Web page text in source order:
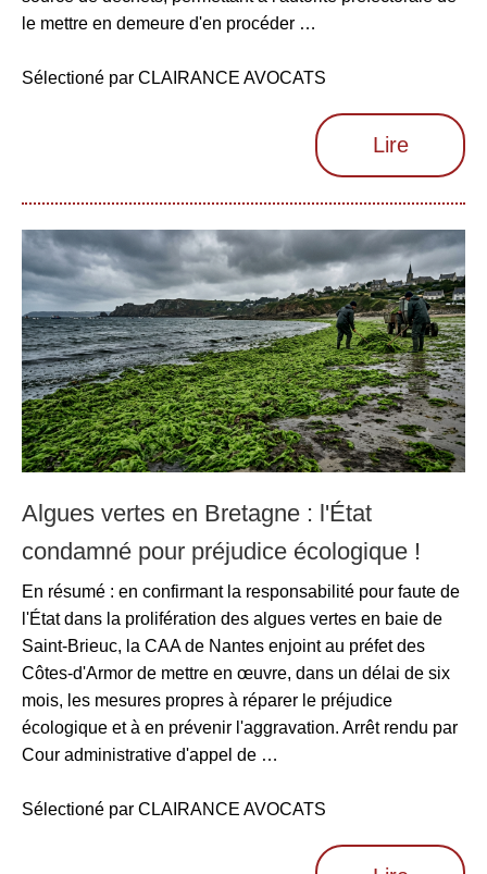
le mettre en demeure d'en procéder …
Sélectioné par CLAIRANCE AVOCATS
Lire
Algues vertes en Bretagne : l'État
condamné pour préjudice écologique !
En résumé : en confirmant la responsabilité pour faute de
l'État dans la prolifération des algues vertes en baie de
Saint-Brieuc, la CAA de Nantes enjoint au préfet des
Côtes-d'Armor de mettre en œuvre, dans un délai de six
mois, les mesures propres à réparer le préjudice
écologique et à en prévenir l'aggravation. Arrêt rendu par
Cour administrative d'appel de …
Sélectioné par CLAIRANCE AVOCATS